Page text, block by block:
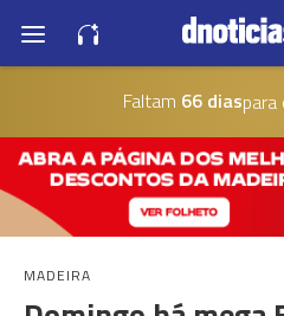
Faltam 66 diaspara
MADEIRA